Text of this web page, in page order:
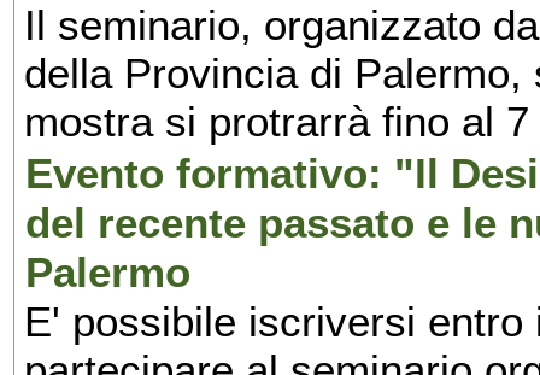
Il seminario, organizzato
della Provincia di
mostra si protrarrà fino al
Evento formativo: "Il
del recente passato e le
Palermo
E' possibile iscriversi